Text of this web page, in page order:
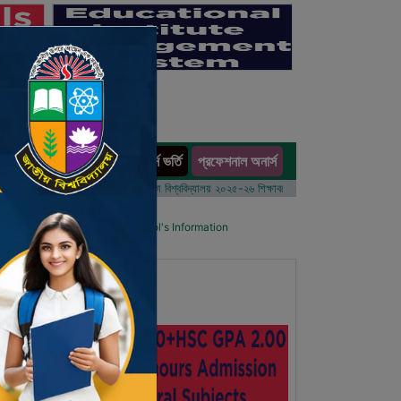
অনার্স ভর্তি প্রফেশনাল অনার্স
ভর্তি আবেদন বিজ্ঞপ্তি ঢাকা বিশ্ববিদ্যালয় ২০২৫-২৬ শিক্ষাবর্ষে আন্ডারগ্র্যাজুয়েট প্রোগ্রামে ভর্তি
Details Primary School's Information